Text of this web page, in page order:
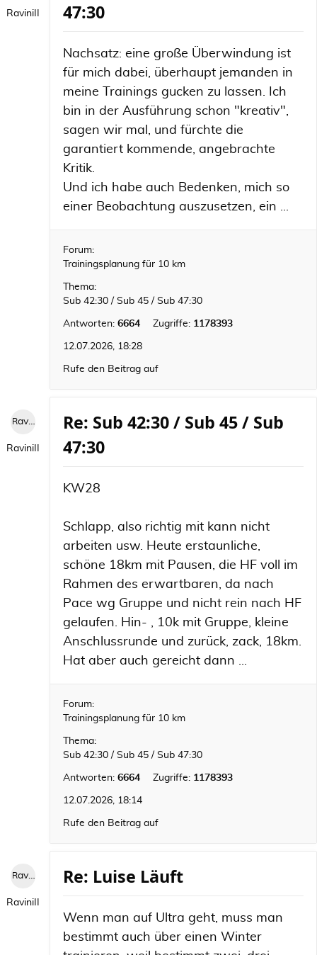
RaviniII
47:30
Nachsatz: eine große Überwindung ist
für mich dabei, überhaupt jemanden in
meine Trainings gucken zu lassen. Ich
bin in der Ausführung schon "kreativ",
sagen wir mal, und fürchte die
garantiert kommende, angebrachte
Kritik.
Und ich habe auch Bedenken, mich so
einer Beobachtung auszusetzen, ein ...
Forum:
Trainingsplanung für 10 km
Thema:
Sub 42:30 / Sub 45 / Sub 47:30
Antworten: 6664 Zugriffe: 1178393
12.07.2026, 18:28
Rufe den Beitrag auf
RaviniII
RaviniII
Re: Sub 42:30 / Sub 45 / Sub
47:30
KW28
Schlapp, also richtig mit kann nicht
arbeiten usw. Heute erstaunliche,
schöne 18km mit Pausen, die HF voll im
Rahmen des erwartbaren, da nach
Pace wg Gruppe und nicht rein nach HF
gelaufen. Hin- , 10k mit Gruppe, kleine
Anschlussrunde und zurück, zack, 18km.
Hat aber auch gereicht dann ...
Forum:
Trainingsplanung für 10 km
Thema:
Sub 42:30 / Sub 45 / Sub 47:30
Antworten: 6664 Zugriffe: 1178393
12.07.2026, 18:14
Rufe den Beitrag auf
RaviniII
RaviniII
Re: Luise Läuft
Wenn man auf Ultra geht, muss man
bestimmt auch über einen Winter